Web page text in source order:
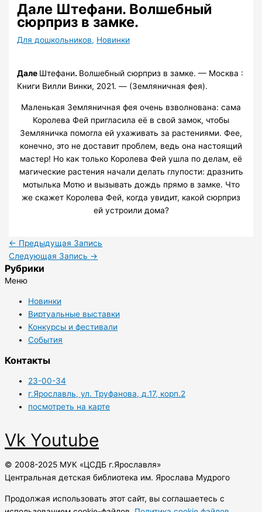
Дале Штефани. Волшебный
сюрприз в замке.
Для дошкольников, Новинки
Дале Штефани. Волшебный сюрприз в замке. — Москва :
Книги Вилли Винки, 2021. — (Земляничная фея).
Маленькая Земляничная фея очень взволнована: сама
Королева Фей пригласила её в свой замок, чтобы
Земляничка помогла ей ухаживать за растениями. Фее,
конечно, это не доставит проблем, ведь она настоящий
мастер! Но как только Королева Фей ушла по делам, её
магические растения начали делать глупости: дразнить
мотылька Мотю и вызывать дождь прямо в замке. Что
же скажет Королева Фей, когда увидит, какой сюрприз
ей устроили дома?
← Предыдущая Запись
Следующая Запись →
Рубрики
Меню
Новинки
Виртуальные выставки
Конкурсы и фестивали
События
Контакты
23-00-34
г.Ярославль, ул. Труфанова, д.17, корп.2
посмотреть на карте
Vk Youtube
© 2008-2025 МУК «ЦСДБ г.Ярославля»
Центральная детская библиотека им. Ярослава Мудрого
Продолжая использовать этот сайт, вы соглашаетесь с